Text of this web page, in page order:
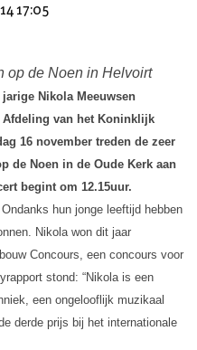
17:05
op de Noen in Helvoirt
Nikola Meeuwsen
Afdeling van het Koninklijk
16 november treden de zeer
de Noen in de Oude Kerk aan
begint om 12.15uur.
Ondanks hun jonge leeftijd hebben
Nikola won dit jaar
Concours, een concours voor
stond: “Nikola is een
een ongelooflijk muzikaal
derde prijs bij het internationale